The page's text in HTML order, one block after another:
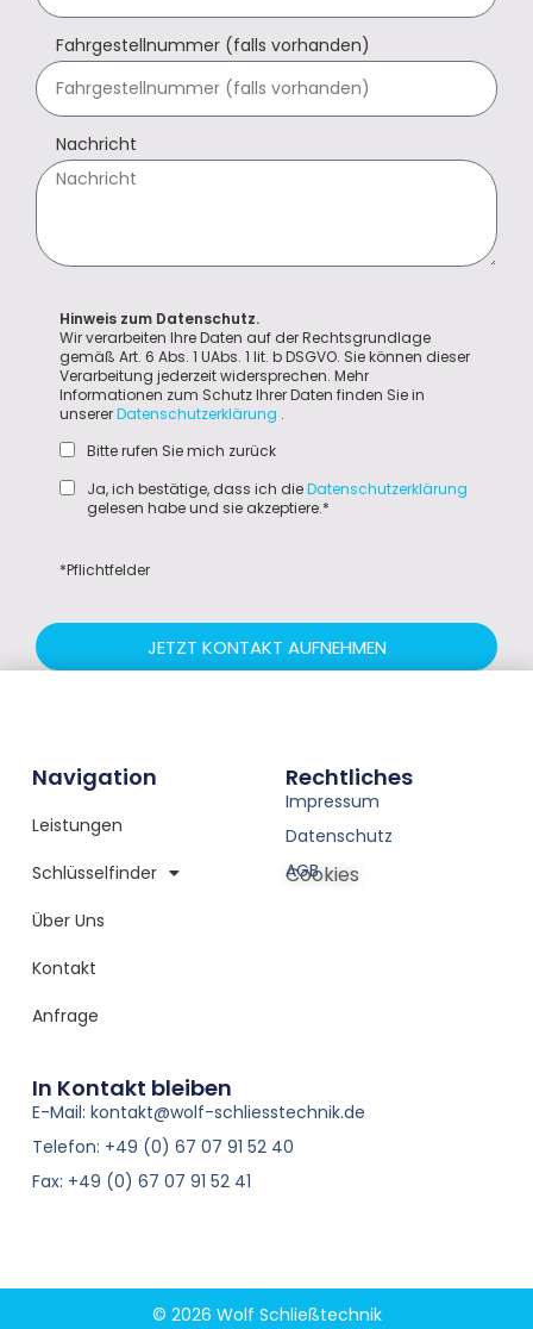
Fahrgestellnummer (falls vorhanden)
Nachricht
Hinweis zum Datenschutz.
Wir verarbeiten Ihre Daten auf der Rechtsgrundlage
gemäß Art. 6 Abs. 1 UAbs. 1 lit. b DSGVO. Sie können dieser
Verarbeitung jederzeit widersprechen. Mehr
Informationen zum Schutz Ihrer Daten finden Sie in
unsererDatenschutzerklärung .
Bitte rufen Sie mich zurück
Ja, ich bestätige, dass ich dieDatenschutzerklärung
gelesen habe und sie akzeptiere.*
*Pflichtfelder
JETZT KONTAKT AUFNEHMEN
In Kontakt bleiben
E-Mail: kontakt@wolf-schliesstechnik.de
Telefon: +49 (0) 67 07 91 52 40
Fax: +49 (0) 67 07 91 52 41
Navigation
Leistungen
Schlüsselfinder
Über Uns
Kontakt
Anfrage
Rechtliches
Impressum
Datenschutz
AGB
Cookies
© 2026 Wolf Schließtechnik